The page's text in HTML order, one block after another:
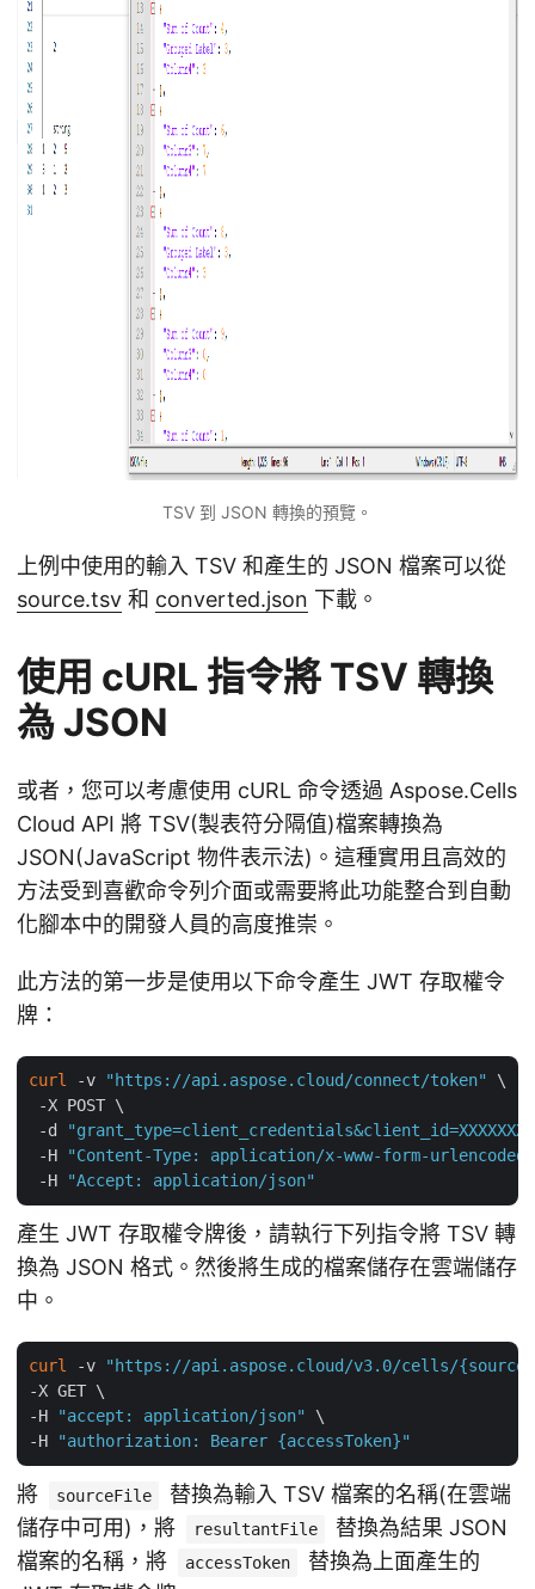
TSV 到 JSON 轉換的預覽。
上例中使用的輸入 TSV 和產生的 JSON 檔案可以從
source.tsv 和 converted.json 下載。
使用 cURL 指令將 TSV 轉換
為 JSON
或者，您可以考慮使用 cURL 命令透過 Aspose.Cells
Cloud API 將 TSV(製表符分隔值)檔案轉換為
JSON(JavaScript 物件表示法)。這種實用且高效的
方法受到喜歡命令列介面或需要將此功能整合到自動
化腳本中的開發人員的高度推崇。
此方法的第一步是使用以下命令產生 JWT 存取權令
牌：
curl -v "https://api.aspose.cloud/connect/token"
\
-X POST \
-d
"grant_type=client_credentials&client_id=XXXXXXX-
-H
"Content-Type: application/x-www-form-urlencoded"
-H
"Accept: application/json"
產生 JWT 存取權令牌後，請執行下列指令將 TSV 轉
換為 JSON 格式。然後將生成的檔案儲存在雲端儲存
中。
curl -v
"https://api.aspose.cloud/v3.0/cells/
-X GET \
-H
"accept: application/json"
\
-H
"authorization: Bearer {accessToken}"
將 sourceFile
替換為輸入 TSV 檔案的名稱(在雲端
儲存中可用)，將
resultantFile
替換為結果 JSON
檔案的名稱，將
accessToken
替換為上面產生的